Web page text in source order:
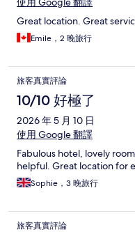
Great location. Great
Emile，2 晚旅行
旅客真實評論
10/10 好極了
2026 年 5 月 10 日
使用 Google 翻譯
Fabulous hotel, lovely
helpful. Great location for
Sophie，3 晚旅行
旅客真實評論